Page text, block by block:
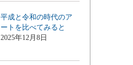
平成と令和の時代のア
ートを比べてみると
2025年12月8日